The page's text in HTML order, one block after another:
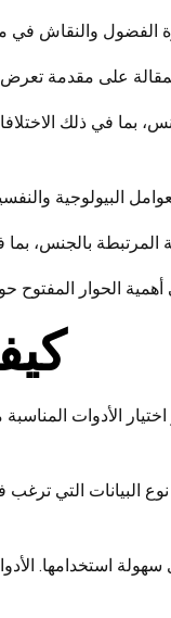
بما في ذلك
الأدوات
نوع البيانات التي
سهولة استخدامها.